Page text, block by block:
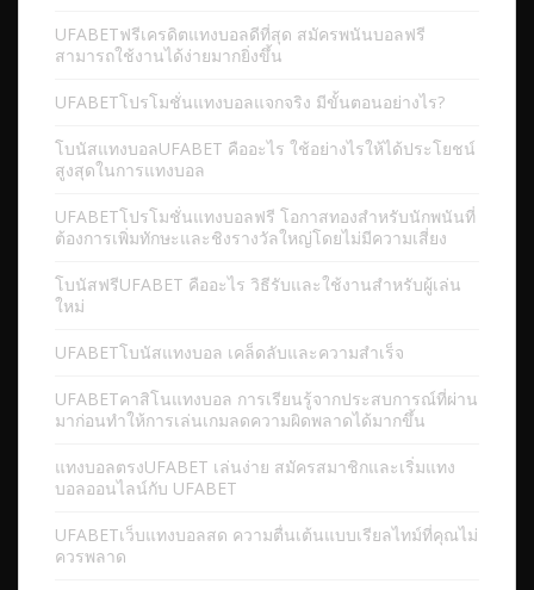
UFABETฟรีเครดิตแทงบอลดีที่สุด สมัครพนันบอลฟรี
สามารถใช้งานได้ง่ายมากยิ่งขึ้น
UFABETโปรโมชั่นแทงบอลแจกจริง มีขั้นตอนอย่างไร?
โบนัสแทงบอลUFABET คืออะไร ใช้อย่างไรให้ได้ประโยชน์
สูงสุดในการแทงบอล
UFABETโปรโมชั่นแทงบอลฟรี โอกาสทองสำหรับนักพนันที่
ต้องการเพิ่มทักษะและชิงรางวัลใหญ่โดยไม่มีความเสี่ยง
โบนัสฟรีUFABET คืออะไร วิธีรับและใช้งานสำหรับผู้เล่น
ใหม่
UFABETโบนัสแทงบอล เคล็ดลับและความสำเร็จ
UFABETคาสิโนแทงบอล การเรียนรู้จากประสบการณ์ที่ผ่าน
มาก่อนทำให้การเล่นเกมลดความผิดพลาดได้มากขึ้น
แทงบอลตรงUFABET เล่นง่าย สมัครสมาชิกและเริ่มแทง
บอลออนไลน์กับ UFABET
UFABETเว็บแทงบอลสด ความตื่นเต้นแบบเรียลไทม์ที่คุณไม่
ควรพลาด